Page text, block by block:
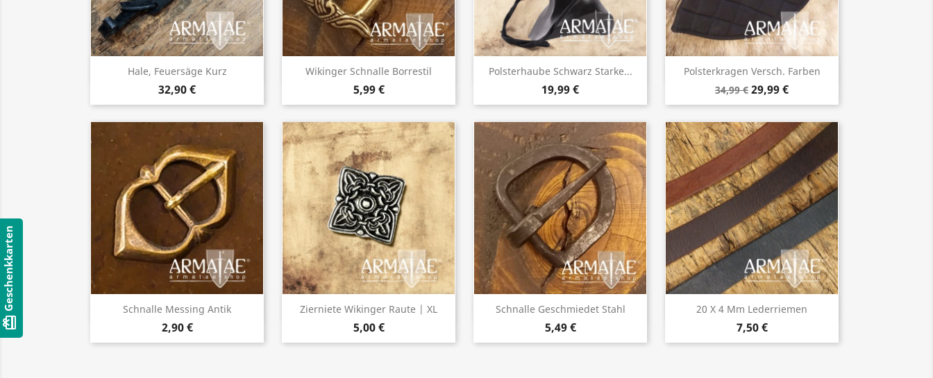
Hale, Feuersäge Kurz
32,90 €
Vorschau Wikinger Schnalle Borrestil
5,99 €
Vorschau Polsterhaube Schwarz Starke...
19,99 €
Vorschau
Polsterkragen Versch. Farben
34,99 € 29,99 €
Vorschau
Schnalle Messing Antik
2,90 €
Vorschau Zierniete Wikinger Raute | XL
5,00 €
Vorschau Schnalle Geschmiedet Stahl
5,49 €
Vorschau 20 X 4 Mm Lederriemen
7,50 €
Vorschau
card_giftcard
Geschenkkarten